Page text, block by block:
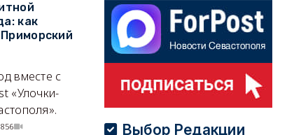
как
вместе с
«Улочки-
Севастополь стал лидером
ЮФО по падению
строительства, но с одним
позитивным нюансом
Кризис ударил по регионам
совершенно по-разному.
07/08/2026 20:02 4258
Выбор Редакции